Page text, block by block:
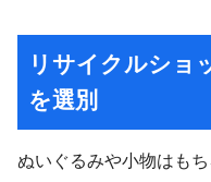
リサイクルショ
を選別
ぬいぐるみや小物はも